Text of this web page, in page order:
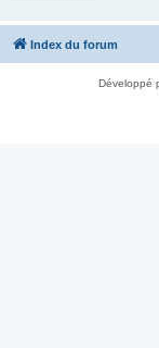
Index du forum
Développé